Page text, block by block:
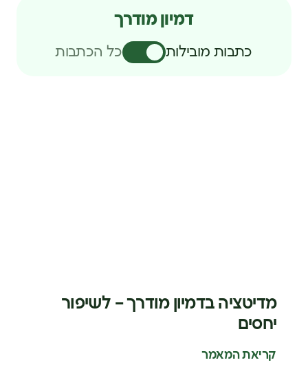
דמיון מודרך
כתבות מובילות כל הכתבות
מדיטציה בדמיון מודרך – לשיפור
יחסים
קריאת המאמר